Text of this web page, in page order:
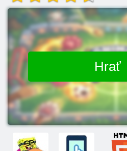
Hrať